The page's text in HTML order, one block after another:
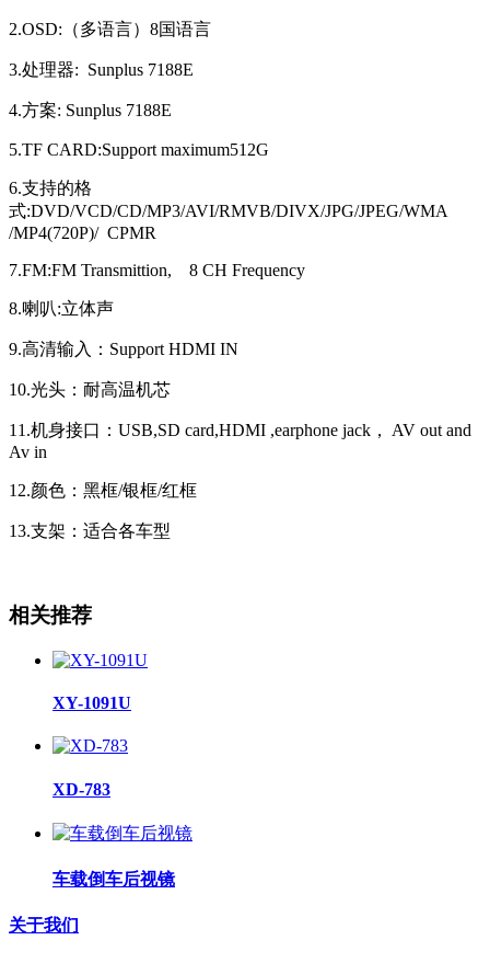
2.OSD:（多语言）8国语言
3.处理器: Sunplus 7188E
4.方案: Sunplus 7188E
5.TF CARD:Support maximum512G
6.支持的格
式:DVD/VCD/CD/MP3/AVI/RMVB/DIVX/JPG/JPEG/WMA
/MP4(720P)/ CPMR
7.FM:FM Transmittion, 8 CH Frequency
8.喇叭:立体声
9.高清输入：Support HDMI IN
10.光头：耐高温机芯
11.机身接口：USB,SD card,HDMI ,earphone jack， AV out and
Av in
12.颜色：黑框/银框/红框
13.支架：适合各车型
相关推荐
XY-1091U
XD-783
车载倒车后视镜
关于我们